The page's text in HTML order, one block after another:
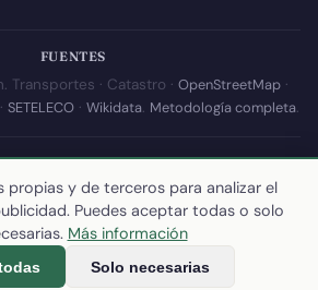
FUENTES
Transportes · Catastro · OpenStreetMap·
· SETELECO· Wikidata. Metodología completa.
Directorio municipal de España con datos
y mantenido porYoel Castaño.
de esta página:10 de julio de 2026
calculamos los datos
propias y de terceros para analizar el
Puedes aceptar todas o solo
Más información
Solo necesarias